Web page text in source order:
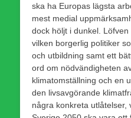
ska ha Europas lägsta
mest medial
dock höljt i dunkel.
vilken borgerlig politiker
och utbildning samt ett
ord om nödvändigheten
klimatomställning och en
den livsavgörande
några konkreta utlåtelser,